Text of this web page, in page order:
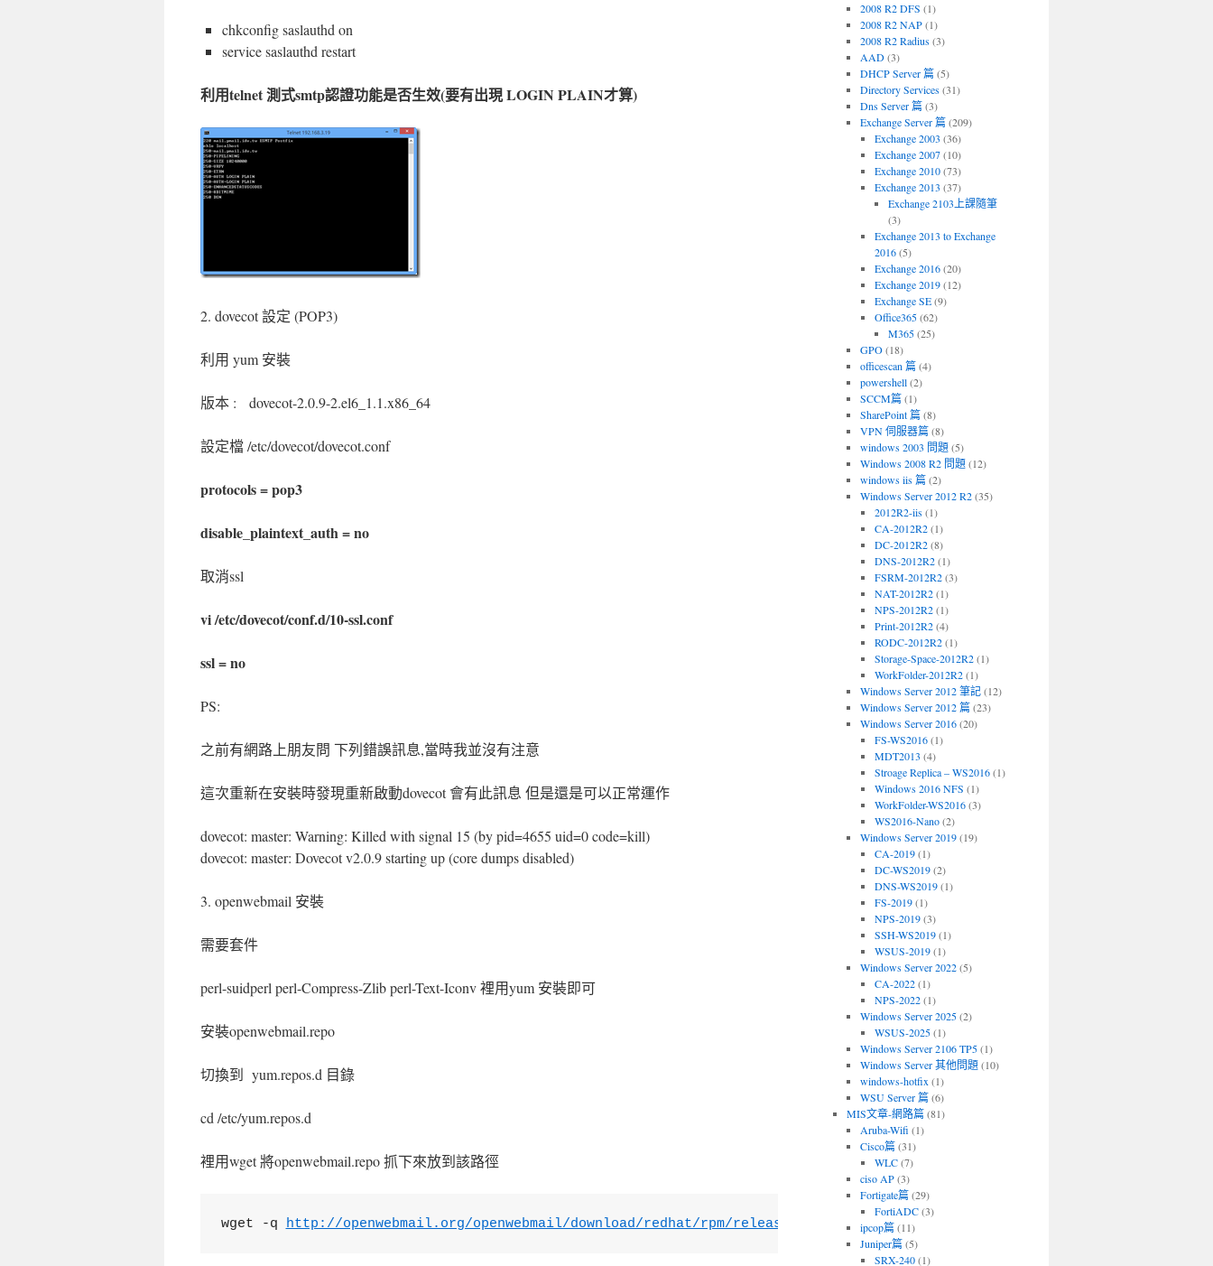
chkconfig saslauthd on
service saslauthd restart
利用telnet 測式smtp認證功能是否生效(要有出現LOGIN PLAIN才算)
2. dovecot 設定 (POP3)
利用 yum 安裝
版本 : dovecot-2.0.9-2.el6_1.1.x86_64
設定檔 /etc/dovecot/dovecot.conf
protocols = pop3
disable_plaintext_auth = no
取消ssl
vi /etc/dovecot/conf.d/10-ssl.conf
ssl = no
PS:
之前有網路上朋友問 下列錯誤訊息,當時我並沒有注意
這次重新在安裝時發現重新啟動dovecot 會有此訊息 但是還是可以正常運作
dovecot: master: Warning: Killed with signal 15 (by pid=4655 uid=0 code=kill)
dovecot: master: Dovecot v2.0.9 starting up (core dumps disabled)
3. openwebmail 安裝
需要套件
perl-suidperl perl-Compress-Zlib perl-Text-Iconv 裡用yum 安裝即可
安裝openwebmail.repo
切換到 yum.repos.d 目錄
cd /etc/yum.repos.d
裡用wget 將openwebmail.repo 抓下來放到該路徑
wget -q http://openwebmail.org/openwebmail/download/redhat/rpm/release/openwebmail.repo
2008 R2 DFS (1)
2008 R2 NAP(1)
2008 R2 Radius(3)
AAD(3)
DHCP Server 篇(5)
Directory Services(31)
Dns Server 篇(3)
Exchange Server 篇(209)
Exchange 2003 (36)
Exchange 2007(10)
Exchange 2010(73)
Exchange 2013 (37)
Exchange 2103上課隨筆
(3)
Exchange 2013 to Exchange
2016(5)
Exchange 2016(20)
Exchange 2019(12)
Exchange SE(9)
Office365(62)
M365(25)
GPO(18)
officescan 篇(4)
powershell(2)
SCCM篇(1)
SharePoint 篇(8)
VPN 伺服器篇(8)
windows 2003 問題(5)
Windows 2008 R2 問題(12)
windows iis 篇(2)
Windows Server 2012 R2(35)
2012R2-iis(1)
CA-2012R2(1)
DC-2012R2(8)
DNS-2012R2(1)
FSRM-2012R2(3)
NAT-2012R2(1)
NPS-2012R2(1)
Print-2012R2(4)
RODC-2012R2(1)
Storage-Space-2012R2(1)
WorkFolder-2012R2(1)
Windows Server 2012 筆記(12)
Windows Server 2012 篇(23)
Windows Server 2016(20)
FS-WS2016(1)
MDT2013 (4)
Stroage Replica – WS2016(1)
Windows 2016 NFS (1)
WorkFolder-WS2016(3)
WS2016-Nano(2)
Windows Server 2019(19)
CA-2019(1)
DC-WS2019(2)
DNS-WS2019(1)
FS-2019(1)
NPS-2019(3)
SSH-WS2019(1)
WSUS-2019(1)
Windows Server 2022(5)
CA-2022(1)
NPS-2022(1)
Windows Server 2025(2)
WSUS-2025(1)
Windows Server 2106 TP5(1)
Windows Server 其他問題(10)
windows-hotfix (1)
WSU Server 篇(6)
MIS文章-網路篇(81)
Aruba-Wifi (1)
Cisco篇(31)
WLC(7)
ciso AP(3)
Fortigate篇(29)
FortiADC(3)
ipcop篇(11)
Juniper篇(5)
SRX-240(1)